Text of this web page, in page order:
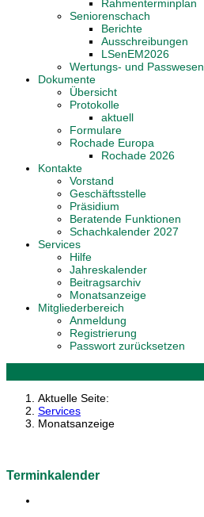
Rahmenterminplan
Seniorenschach
Berichte
Ausschreibungen
LSenEM2026
Wertungs- und Passwesen
Dokumente
Übersicht
Protokolle
aktuell
Formulare
Rochade Europa
Rochade 2026
Kontakte
Vorstand
Geschäftsstelle
Präsidium
Beratende Funktionen
Schachkalender 2027
Services
Hilfe
Jahreskalender
Beitragsarchiv
Monatsanzeige
Mitgliederbereich
Anmeldung
Registrierung
Passwort zurücksetzen
Aktuelle Seite:
Services
Monatsanzeige
Terminkalender